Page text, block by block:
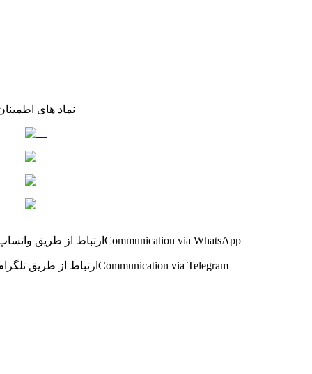
نماد های
ارتباط از طریق Communication via WhatsApp
ارتباط از طریق Communication via Telegram